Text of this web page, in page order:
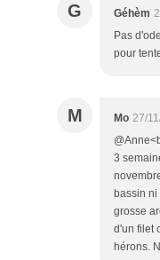
G Géhèm
Pas
pour
M Mo 27/
3
bassin ni
grosse
d'un filet
hérons.